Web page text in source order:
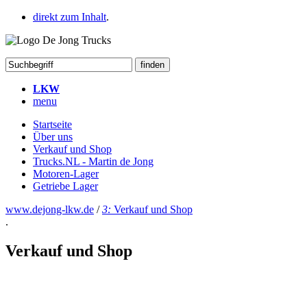
direkt zum Inhalt.
LKW
menu
Startseite
Über uns
Verkauf und Shop
Trucks.NL - Martin de Jong
Motoren-Lager
Getriebe Lager
www.dejong-lkw.de /3: Verkauf und Shop
.
Verkauf und Shop